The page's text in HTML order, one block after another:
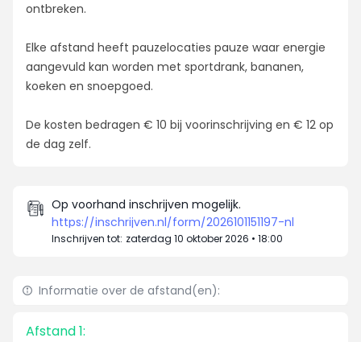
ontbreken.
Elke afstand heeft pauzelocaties pauze waar energie
aangevuld kan worden met sportdrank, bananen,
koeken en snoepgoed.
De kosten bedragen € 10 bij voor­inschrijving en € 12 op
de dag zelf.
Op voorhand inschrijven mogelijk.
https://inschrijven.nl/form/2026101151197-nl
Inschrijven tot: zaterdag 10 oktober 2026 • 18:00
Informatie over de afstand(en):
Afstand 1: